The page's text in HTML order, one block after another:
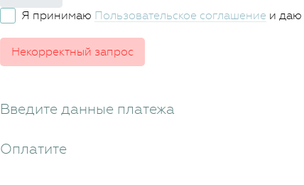
Я принимаю Пользовательское соглашение и даю
Некорректный запрос
Введите данные платежа
Оплатите